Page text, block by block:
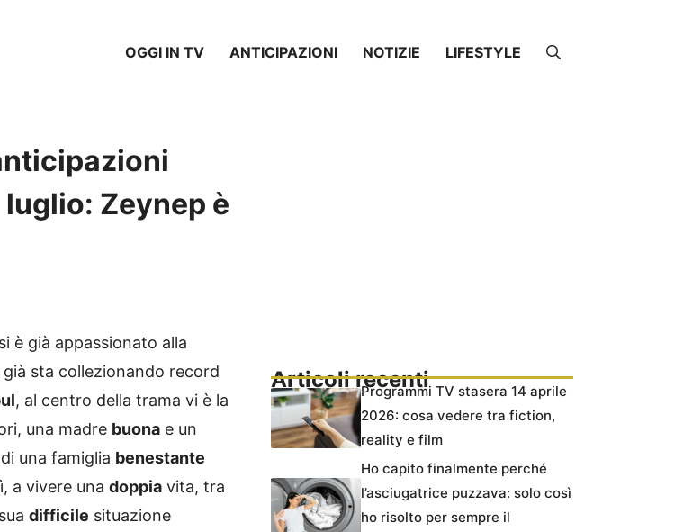
OGGI IN TV ANTICIPAZIONI NOTIZIE LIFESTYLE
Zeynep è
è già appassionato alla
sta collezionando record
, al centro della trama vi è la
una madre buona e un
una famiglia benestante
a vivere una doppia vita, tra
difficile situazione
Articoli recentiProgrammi TV stasera 14 aprile
2026: cosa vedere tra fiction,
reality e film
Ho capito finalmente perché
l’asciugatrice puzzava: solo così
ho risolto per sempre il